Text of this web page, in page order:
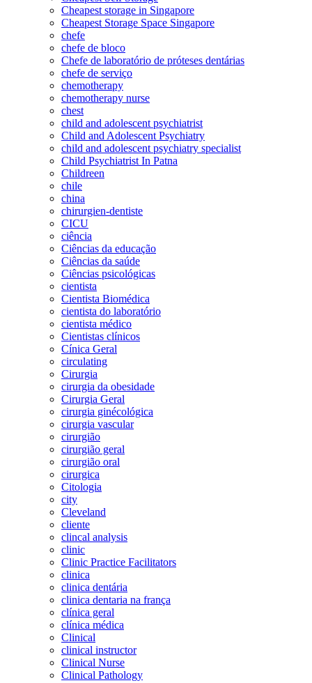
Cheapest storage in Singapore
Cheapest Storage Space Singapore
chefe
chefe de bloco
Chefe de laboratório de próteses dentárias
chefe de serviço
chemotherapy
chemotherapy nurse
chest
child and adolescent psychiatrist
Child and Adolescent Psychiatry
child and adolescent psychiatry specialist
Child Psychiatrist In Patna
Childreen
chile
china
chirurgien-dentiste
CICU
ciência
Ciências da educação
Ciências da saúde
Ciências psicológicas
cientista
Cientista Biomédica
cientista do laboratório
cientista médico
Cientistas clínicos
Cínica Geral
circulating
Cirurgia
cirurgia da obesidade
Cirurgia Geral
cirurgia ginécológica
cirurgia vascular
cirurgião
cirurgião geral
cirurgião oral
cirurgica
Citologia
city
Cleveland
cliente
clincal analysis
clinic
Clinic Practice Facilitators
clinica
clinica dentária
clinica dentaria na frança
clínica geral
clínica médica
Clinical
clinical instructor
Clinical Nurse
Clinical Pathology